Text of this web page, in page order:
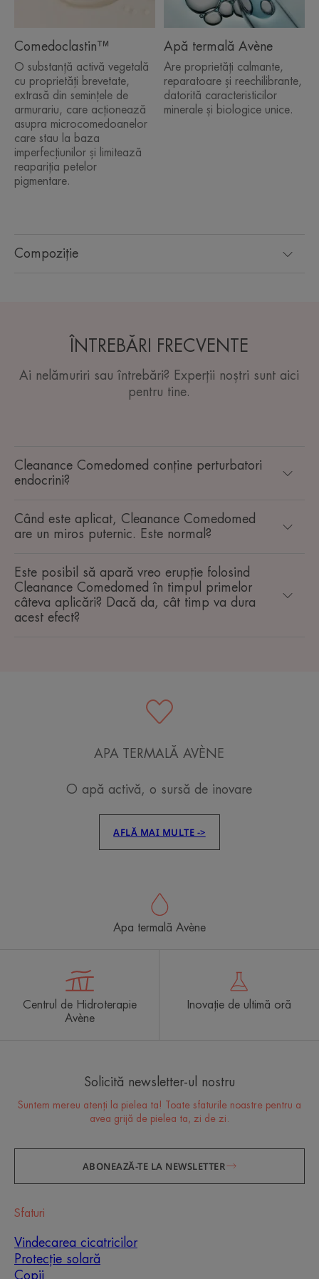
Compoziție
Comedoclastin™
O substanță activă vegetală
cu proprietăți brevetate,
extrasă din semințele de
armurariu, care acționează
asupra microcomedoanelor
care stau la baza
imperfecțiunilor și limitează
reapariția petelor
pigmentare.
Apă termală Avène
Are proprietăți calmante,
reparatoare și reechilibrante,
datorită caracteristicilor
minerale și biologice unice.
ÎNTREBĂRI FRECVENTE
Ai nelămuriri sau întrebări? Experții noștri sunt aici
pentru tine.
Cleanance Comedomed conține perturbatori
endocrini?
Când este aplicat, Cleanance Comedomed
are un miros puternic. Este normal?
Este posibil să apară vreo erupție folosind
Cleanance Comedomed în timpul primelor
câteva aplicări? Dacă da, cât timp va dura
acest efect?
APA TERMALĂ AVÈNE
O apă activă, o sursă de inovare
AFLĂ MAI MULTE ->
Apa termală Avène
Centrul de Hidroterapie
Avène
Inovație de ultimă oră
Solicită newsletter-ul nostru
Suntem mereu atenți la pielea ta! Toate sfaturile noastre pentru a
avea grijă de pielea ta, zi de zi.
ABONEAZĂ-TE LA NEWSLETTER
Sfaturi
Vindecarea cicatricilor
Protecție solară
Copii